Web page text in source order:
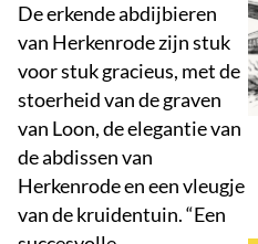
De erkende abdijbieren
van Herkenrode zijn stuk
voor stuk gracieus, met de
stoerheid van de graven
van Loon, de elegantie van
de abdissen van
Herkenrode en een vleugje
van de kruidentuin. “Een